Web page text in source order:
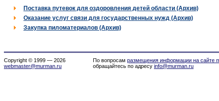
Поставка путевок для оздоровления детей области (Архив)
Оказание услуг связи для государственных нужд (Архив)
Закупка пиломатериалов (Архив)
Copyright © 1999 — 2026
webmaster@murman.ru
По вопросам размещения информации на сайте
обращайтесь по адресу info@murman.ru